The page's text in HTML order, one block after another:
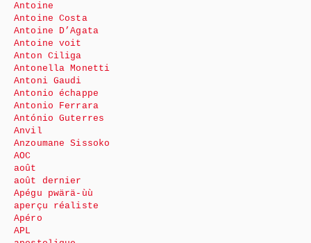
Antoine
Antoine Costa
Antoine D’Agata
Antoine voit
Anton Ciliga
Antonella Monetti
Antoni Gaudi
Antonio échappe
Antonio Ferrara
António Guterres
Anvil
Anzoumane Sissoko
AOC
août
août dernier
Apégu pwärä-ùù
aperçu réaliste
Apéro
APL